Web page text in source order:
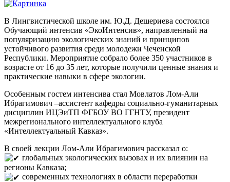
В Лингвистической школе им. Ю.Д. Дешериева состоялся
Обучающий интенсив «ЭкоИнтенсив», направленный на
популяризацию экологических знаний и принципов
устойчивого развития среди молодежи Чеченской
Республики. Мероприятие собрало более 350 участников в
возрасте от 16 до 35 лет, которые получили ценные знания и
практические навыки в сфере экологии.
Особенным гостем интенсива стал Мовлатов Лом-Али
Ибрагимович –ассистент кафедры социально-гуманитарных
дисциплин ИЦЭиТП ФГБОУ ВО ГГНТУ, президент
межрегионального интеллектуального клуба
«Интеллектуальный Кавказ».
В своей лекции Лом-Али Ибрагимович рассказал о:
глобальных экологических вызовах и их влиянии на
регионы Кавказа;
современных технологиях в области переработки